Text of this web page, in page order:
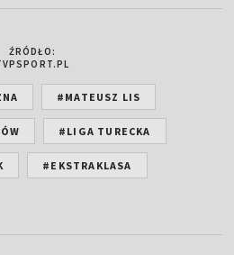
ŹRÓDŁO:
#MATEUSZ LIS
#LIGA TURECKA
#EKSTRAKLASA